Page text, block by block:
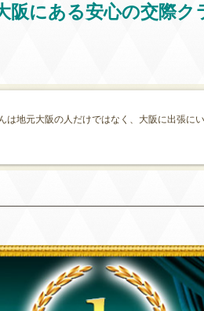
阪にある安心の交際ク
地元大阪の人だけではなく、大阪に出張にい